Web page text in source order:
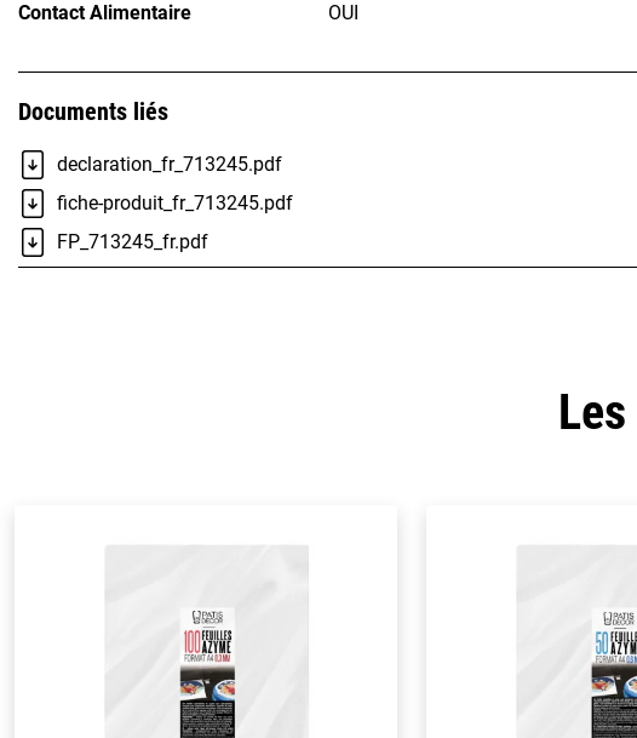
Contact Alimentaire
OUI
Documents liés
declaration_fr_713245.pdf
fiche-produit_fr_713245.pdf
FP_713245_fr.pdf